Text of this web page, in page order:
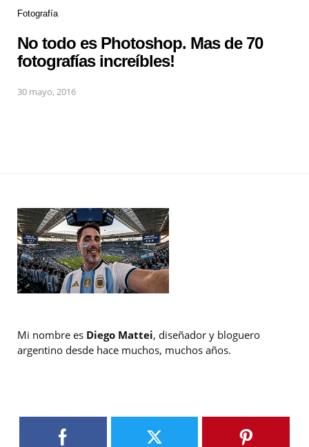
Fotografía
No todo es Photoshop. Mas de 70
fotografías increíbles!
30 mayo, 2016
Mi nombre es Diego Mattei, diseñador y bloguero
argentino desde hace muchos, muchos años.